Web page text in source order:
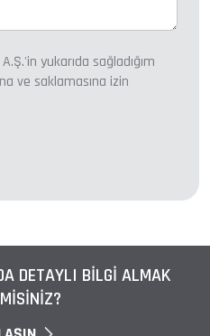
yukarıda sağladığım
ve saklamasına izin
DETAYLI BİLGİ ALMAK